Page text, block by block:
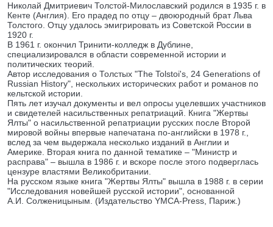
Николай Дмитриевич Толстой-Милославский родился в 1935 г. в
Кенте (Англия). Его прадед по отцу – двоюродный брат Льва
Толстого. Отцу удалось эмигрировать из Советской России в
1920 г.
В 1961 г. окончил Тринити-колледж в Дублине,
специализировался в области современной истории и
политических теорий.
Автор исследования о Толстых "The Tolstoi's, 24 Generations of
Russian History", нескольких исторических работ и романов по
кельтской истории.
Пять лет изучал документы и вел опросы уцелевших участников
и свидетелей насильственных репатриаций. Книга "Жертвы
Ялты" о насильственной репатриации русских после Второй
мировой войны впервые напечатана по-английски в 1978 г.,
вслед за чем выдержала несколько изданий в Англии и
Америке. Вторая книга по данной тематике – "Министр и
расправа" – вышла в 1986 г. и вскоре после этого подверглась
цензуре властями Великобритании.
На русском языке книга "Жертвы Ялты" вышла в 1988 г. в серии
"Исследования новейшей русской истории", основанной
А.И. Солженицыным. (Издательство YMCA-Press, Париж.)